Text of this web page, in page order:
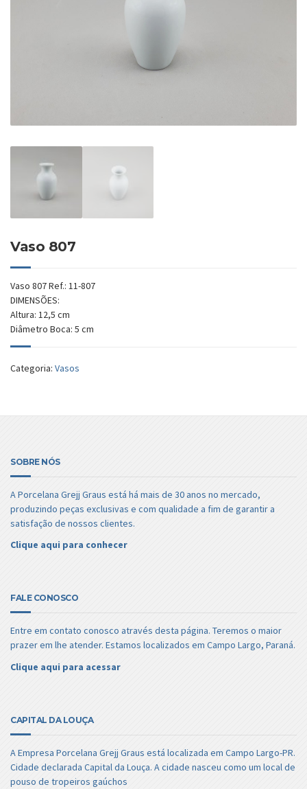
Vaso 807
Vaso 807 Ref.: 11-807
DIMENSÕES:
Altura: 12,5 cm
Diâmetro Boca: 5 cm
Categoria: Vasos
SOBRE NÓS
A Porcelana Grejj Graus está há mais de 30 anos no mercado,
produzindo peças exclusivas e com qualidade a fim de garantir a
satisfação de nossos clientes.
Clique aqui para conhecer
FALE CONOSCO
Entre em contato conosco através desta página. Teremos o maior
prazer em lhe atender. Estamos localizados em Campo Largo, Paraná.
Clique aqui para acessar
CAPITAL DA LOUÇA
A Empresa Porcelana Grejj Graus está localizada em Campo Largo-PR.
Cidade declarada Capital da Louça. A cidade nasceu como um local de
pouso de tropeiros gaúchos